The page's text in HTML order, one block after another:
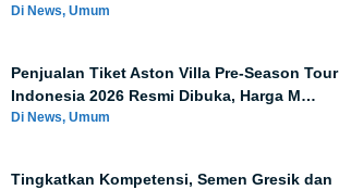
Di News, Umum
Penjualan Tiket Aston Villa Pre-Season Tour
Indonesia 2026 Resmi Dibuka, Harga M…
Di News, Umum
Tingkatkan Kompetensi, Semen Gresik dan